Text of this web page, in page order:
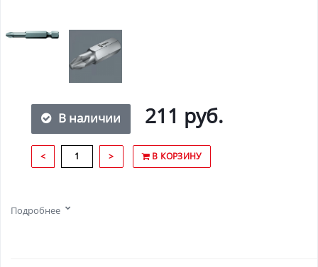
В наличии 211 руб.
< > В КОРЗИНУ
Подробнее